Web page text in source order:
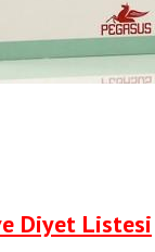
Diyet Listesi